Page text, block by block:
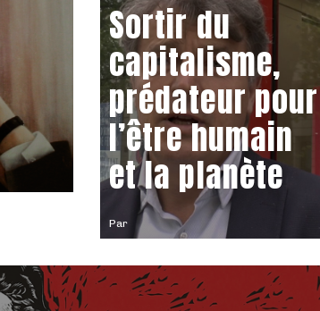
Par
Sortir du
capitalisme,
prédateur pour
l’être humain
et la planète